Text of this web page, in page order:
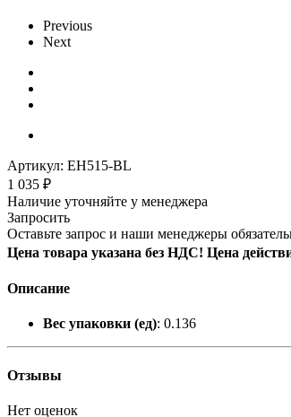
Previous
Next
Артикул: EH515-BL
1 035 ₽
Наличие уточняйте у менеджера
Запросить
Оставьте запрос и наши менеджеры
Цена товара указана без НДС! Цена
Описание
Вес упаковки (ед): 0.136
Отзывы
Нет оценок